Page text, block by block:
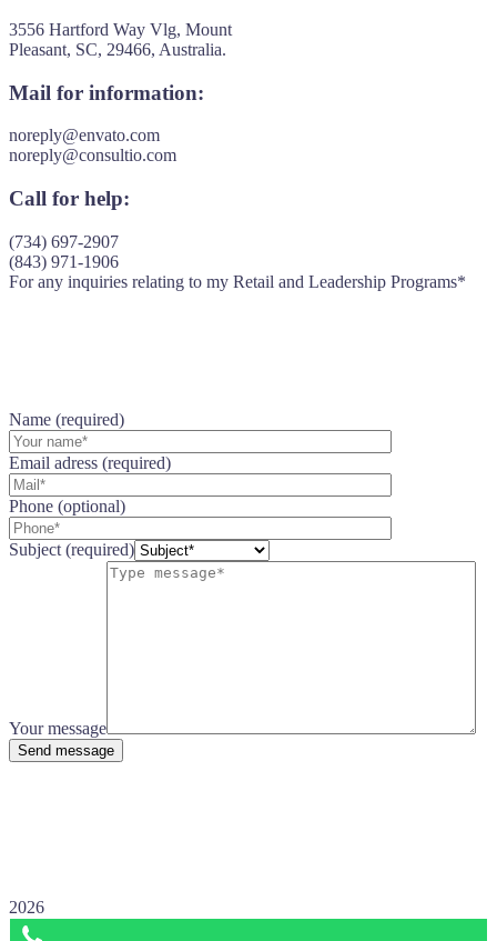
3556 Hartford Way Vlg, Mount
Pleasant, SC, 29466, Australia.
Mail for information:
noreply@envato.com
noreply@consultio.com
Call for help:
(734) 697-2907
(843) 971-1906
For any inquiries relating to my Retail and Leadership Programs*
Name (required)
Email adress (required)
Phone (optional)
Subject (required)
Your message
Send message
2026